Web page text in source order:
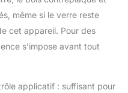
même si le verre reste
cet appareil. Pour des
s’impose avant tout
applicatif : suffisant pour